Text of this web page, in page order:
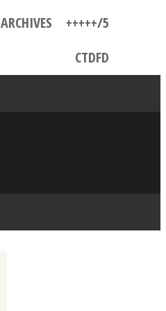
ARCHIVES
+++++/5
CTDFD